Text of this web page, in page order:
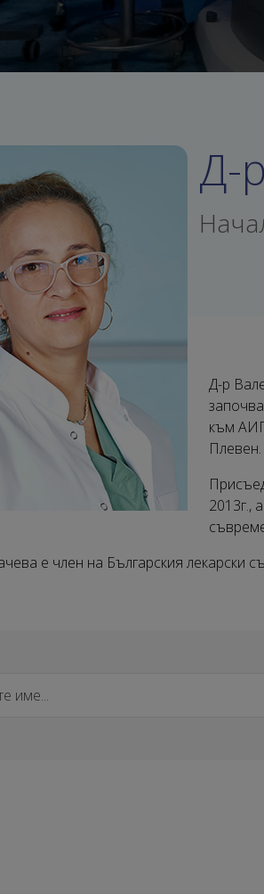
Д-
Д-р
към
Плевен.
2013г.,
е член на Българския лекарски